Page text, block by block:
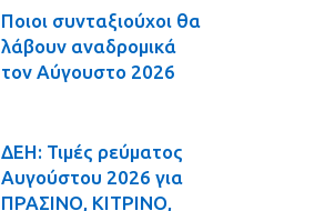
Ποιοι συνταξιούχοι θα
λάβουν αναδρομικά
τον Αύγουστο 2026
ΔΕΗ: Τιμές ρεύματος
Αυγούστου 2026 για
ΠΡΑΣΙΝΟ, ΚΙΤΡΙΝΟ,